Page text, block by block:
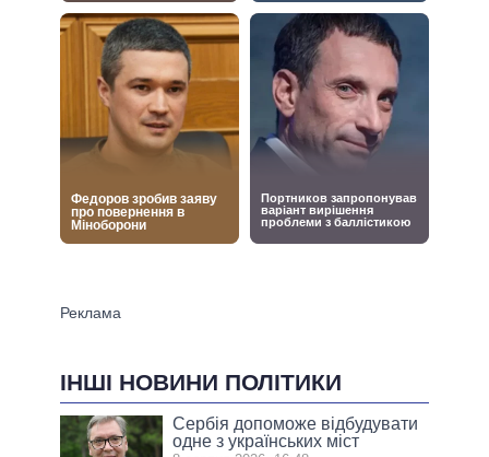
ІНШІ НОВИНИ ПОЛІТИКИ
Сербія допоможе відбудувати
одне з українських міст